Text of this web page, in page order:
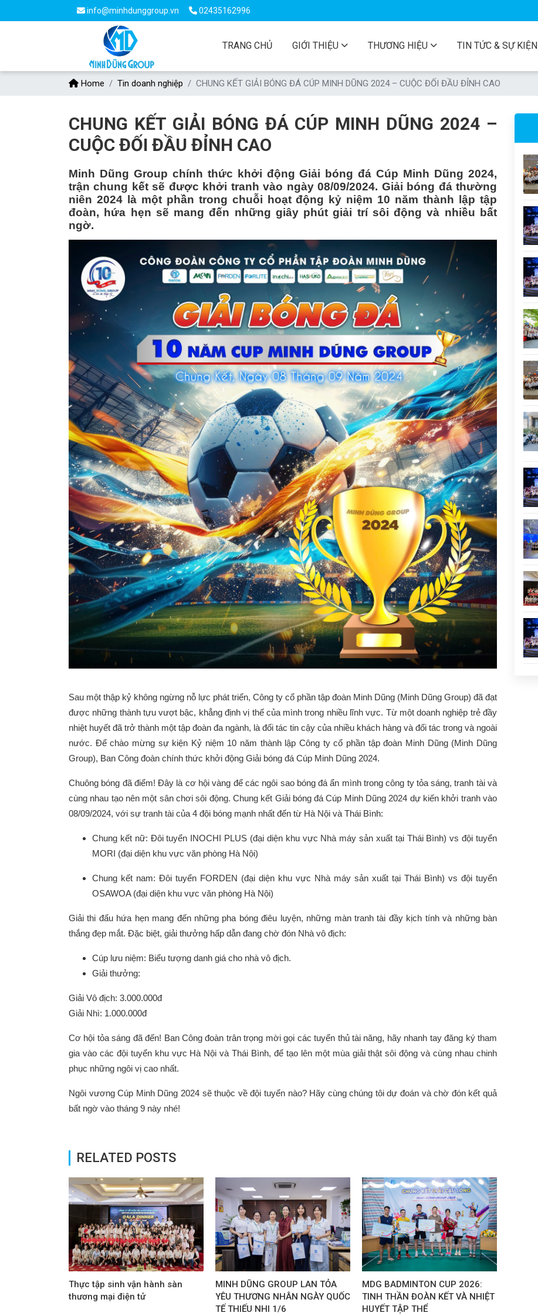
info@minhdunggroup.vn 02435162996
TRANG CHỦ GIỚI THIỆU THƯƠNG HIỆU TIN TỨC & SỰ KIỆN
Home Tin doanh nghiệp CHUNG KẾT GIẢI BÓNG ĐÁ CÚP MINH DŨNG 2024 – CUỘC ĐỐI ĐẦU ĐỈNH CAO
CHUNG KẾT GIẢI BÓNG ĐÁ CÚP MINH DŨNG 2024 –
CUỘC ĐỐI ĐẦU ĐỈNH CAO
Minh Dũng Group chính thức khởi động Giải bóng đá Cúp Minh Dũng 2024,
trận chung kết sẽ được khởi tranh vào ngày 08/09/2024. Giải bóng đá thường
niên 2024 là một phần trong chuỗi hoạt động kỷ niệm 10 năm thành lập tập
đoàn, hứa hẹn sẽ mang đến những giây phút giải trí sôi động và nhiều bất
ngờ.
Sau một thập kỷ không ngừng nỗ lực phát triển, Công ty cổ phần tập đoàn Minh Dũng (Minh Dũng Group) đã đạt
được những thành tựu vượt bậc, khẳng định vị thế của mình trong nhiều lĩnh vực. Từ một doanh nghiệp trẻ đầy
nhiệt huyết đã trở thành một tập đoàn đa ngành, là đối tác tin cậy của nhiều khách hàng và đối tác trong và ngoài
nước. Để chào mừng sự kiện Kỷ niệm 10 năm thành lập Công ty cổ phần tập đoàn Minh Dũng (Minh Dũng
Group), Ban Công đoàn chính thức khởi động Giải bóng đá Cúp Minh Dũng 2024.
Chuông bóng đã điểm! Đây là cơ hội vàng để các ngôi sao bóng đá ẩn mình trong công ty tỏa sáng, tranh tài và
cùng nhau tạo nên một sân chơi sôi động. Chung kết Giải bóng đá Cúp Minh Dũng 2024 dự kiến khởi tranh vào
08/09/2024, với sự tranh tài của 4 đội bóng mạnh nhất đến từ Hà Nội và Thái Bình:
Chung kết nữ: Đôi tuyển INOCHI PLUS (đại diện khu vực Nhà máy sản xuất tại Thái Bình) vs đội tuyển
MORI (đại diện khu vực văn phòng Hà Nội)
Chung kết nam: Đôi tuyển FORDEN (đại diện khu vực Nhà máy sản xuất tại Thái Bình) vs đội tuyển
OSAWOA (đại diện khu vực văn phòng Hà Nội)
Giải thi đấu hứa hẹn mang đến những pha bóng điêu luyện, những màn tranh tài đầy kịch tính và những bàn
thắng đẹp mắt. Đặc biệt, giải thưởng hấp dẫn đang chờ đón Nhà vô địch:
Cúp lưu niệm: Biểu tượng danh giá cho nhà vô địch.
Giải thưởng:
Giải Vô địch: 3.000.000đ
Giải Nhì: 1.000.000đ
Cơ hội tỏa sáng đã đến! Ban Công đoàn trân trọng mời gọi các tuyển thủ tài năng, hãy nhanh tay đăng ký tham
gia vào các đội tuyển khu vực Hà Nội và Thái Bình, để tạo lên một mùa giải thật sôi động và cùng nhau chinh
phục những ngôi vị cao nhất.
Ngôi vương Cúp Minh Dũng 2024 sẽ thuộc về đội tuyển nào? Hãy cùng chúng tôi dự đoán và chờ đón kết quả
bất ngờ vào tháng 9 này nhé!
RELATED POSTS
Thực tập sinh vận hành sàn
thương mại điện tử
MINH DŨNG GROUP LAN TỎA
YÊU THƯƠNG NHÂN NGÀY QUỐC
TẾ THIẾU NHI 1/6
MDG BADMINTON CUP 2026:
TINH THẦN ĐOÀN KẾT VÀ NHIỆT
HUYẾT TẬP THỂ